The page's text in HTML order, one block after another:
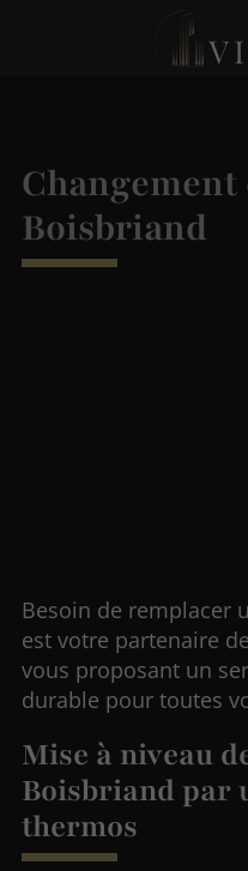
Boisbriand
Besoin de remplacer
est votre partenaire
vous proposant un
durable pour toutes
Mise à niveau
Boisbriand par
thermos